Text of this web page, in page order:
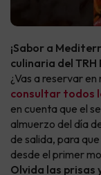
¡Sabor a
culinaria del
¿Vas a reservar
consultar todos
en cuenta que el
almuerzo del día
de salida, para
desde el primer
Olvida las prisas